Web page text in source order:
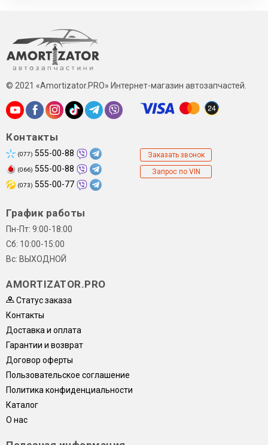
© 2021 «Amortizator.PRO» Интернет-магазин автозапчастей.
Контакты
(077) 555-00-88
(066) 555-00-88
(073) 555-00-77
Заказать звонок
Запрос по VIN
График работы
Пн-Пт: 9:00-18:00
Сб: 10:00-15:00
Вс: ВЫХОДНОЙ
AMORTIZATOR.PRO
Статус заказа
Контакты
Доставка и оплата
Гарантии и возврат
Договор оферты
Пользовательское соглашение
Политика конфиденциальности
Каталог
О нас